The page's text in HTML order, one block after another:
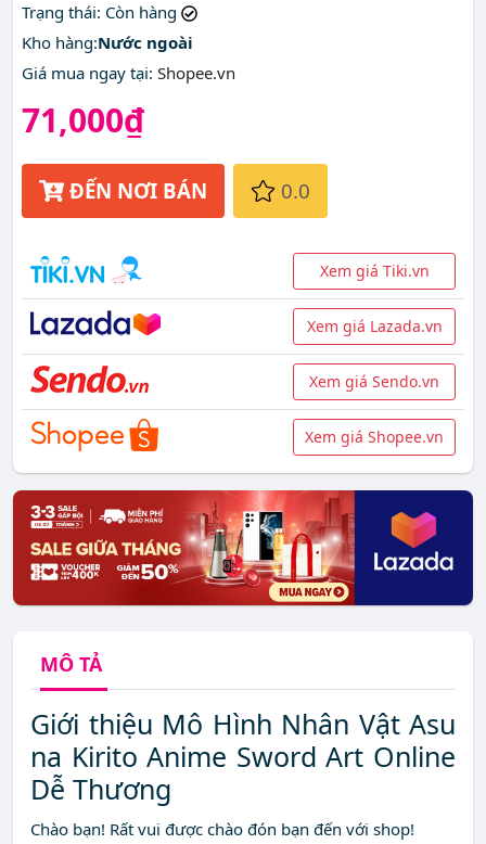
Trạng thái: Còn hàng
Kho hàng:Nước ngoài
Giá mua ngay tại: Shopee.vn
71,000₫
ĐẾN NƠI BÁN 0.0
Xem giá Tiki.vn
Xem giá Lazada.vn
Xem giá Sendo.vn
Xem giá Shopee.vn
MÔ TẢ
Giới thiệu Mô Hình Nhân Vật Asu
na Kirito Anime Sword Art Online
Dễ Thương
Chào bạn! Rất vui được chào đón bạn đến với shop!